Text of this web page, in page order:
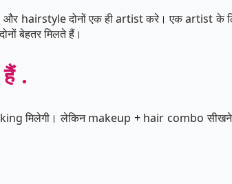
hairstyle दोनों एक ही artist करे। एक artist के
बेहतर मिलते हैं।
.
मिलेगी। लेकिन makeup + hair combo